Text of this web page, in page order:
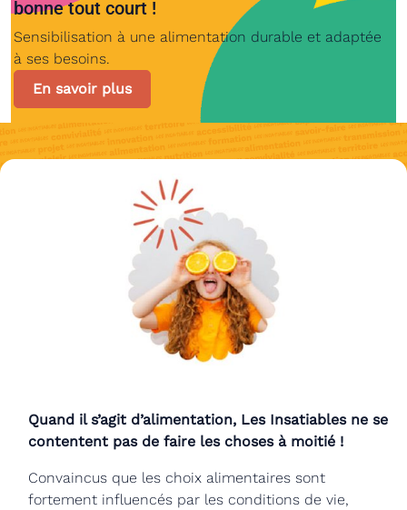
bonne tout court !
Sensibilisation à une alimentation durable et adaptée
à ses besoins.
En savoir plus
Quand il s’agit d’alimentation, Les Insatiables ne se
contentent pas de faire les choses à moitié !
Convaincus que les choix alimentaires sont
fortement influencés par les conditions de vie,